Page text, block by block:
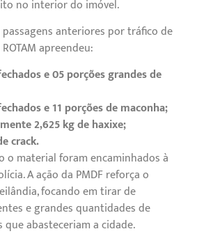
no interior do imóvel.
anteriores por tráfico de
apreendeu:
e 05 porções grandes de
e 11 porções de maconha;
2,625 kg de haxixe;
crack.
o material foram encaminhados à
A ação da PMDF reforça o
focando em tirar de
e grandes quantidades de
abasteceriam a cidade.